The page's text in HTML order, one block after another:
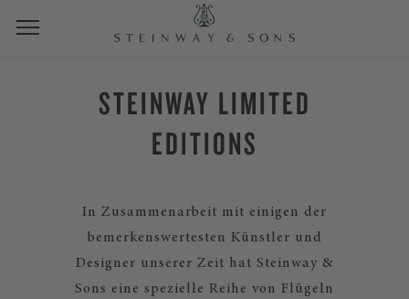
STEINWAY LIMITED
EDITIONS
In Zusammenarbeit mit einigen der
bemerkenswertesten Künstler und
Designer unserer Zeit hat Steinway &
Sons eine spezielle Reihe von Flügeln